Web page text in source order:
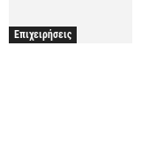
Επιχειρήσεις